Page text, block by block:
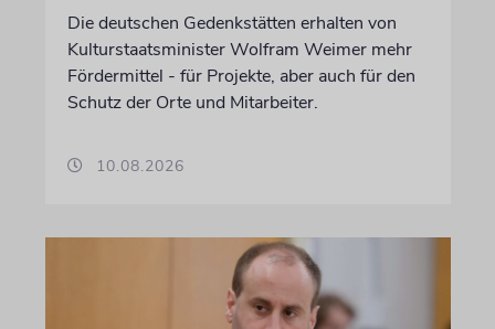
Die deutschen Gedenkstätten erhalten von
Kulturstaatsminister Wolfram Weimer mehr
Fördermittel - für Projekte, aber auch für den
Schutz der Orte und Mitarbeiter.
10.08.2026